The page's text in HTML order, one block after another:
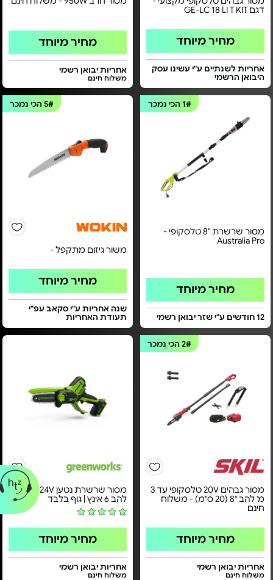
דגם GE-LC 18 LI T KIT
מחיר מיוחד
אחריות לשנתיים ע"י עשינו עסק
היבואן הרשמי
מחיר מיוחד
אחריות יבואן רשמי
משלוח חינם
1#הכי נמכר
מסור שרשרת "8 טלסקופי -
Australia Pro
מחיר מיוחד
12 חודשים ע"י שזר יבואן רשמי
5#הכי נמכר
משור גיזום מתקפל -
מחיר מיוחד
שנה אחריות ע"י סקאב עפ"י
תעודת האחריות
2#הכי נמכר
מסור גבהים 20V טלסקופי עד 3
מ' להב "8 (20 ס"מ) - משלוח
חינם
מחיר מיוחד
אחריות יבואן רשמי
משלוח חינם
מסור שרשרת נטען 24V - אורך
להב 6 אינץ | גוף בלבד
מחיר מיוחד
אחריות יבואן רשמי
משלוח חינם